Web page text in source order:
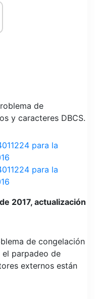
de
y caracteres DBCS.
para la
para la
2017, actualización
de congelación
parpadeo de
externos están